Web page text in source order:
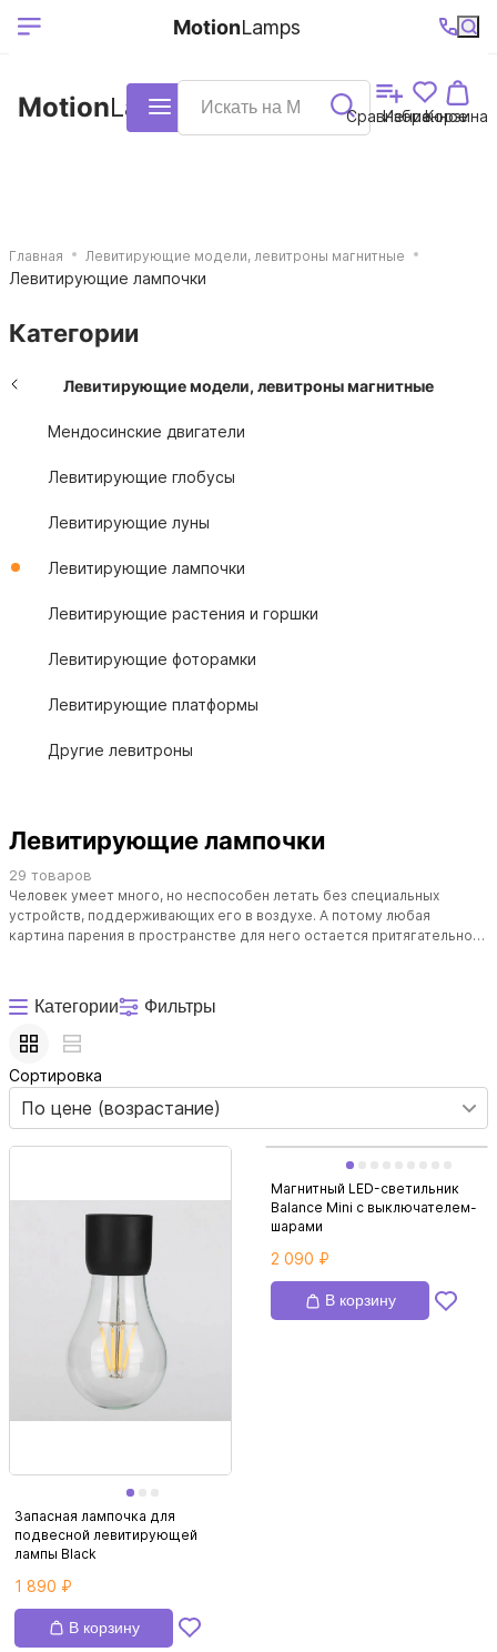
Ваш регион
Выберите ваш
+7 (495)740-
38-68
График
работы
MotionLamps Каталог Сравнение
Избранное
Корзина
MotionLamps
Главная Левитирующие модели, левитроны магнитные
Левитирующие лампочки
Категории
Левитирующие модели, левитроны магнитные
Мендосинские двигатели
Левитирующие глобусы
Левитирующие луны
Левитирующие лампочки
Левитирующие растения и горшки
Левитирующие фоторамки
Левитирующие платформы
Другие левитроны
Левитирующие лампочки
29 товаров
Человек умеет много, но неспособен летать без специальных
устройств, поддерживающих его в воздухе. А потому любая
картина парения в пространстве для него остается притягательной
и скрытой мудрости природы, которую нам еще предстоит постичь.
Который, впрочем, не лишен некоторых практических обоснований –
устройство работает как вполне полноценный ночник.
Категории Фильтры
Сортировка
По цене (возрастание)
Запасная лампочка для
подвесной левитирующей
лампы Black
1 890 ₽
В корзину
Магнитный LED-светильник
Balance Mini с выключателем-
шарами
2 090 ₽
В корзину